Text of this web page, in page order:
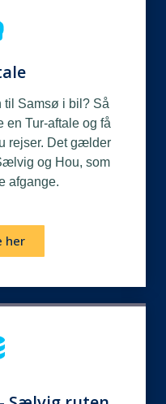
til Samsø i bil? Så
en Tur-aftale og få
rejser. Det gælder
og Hou, som
afgange.
her